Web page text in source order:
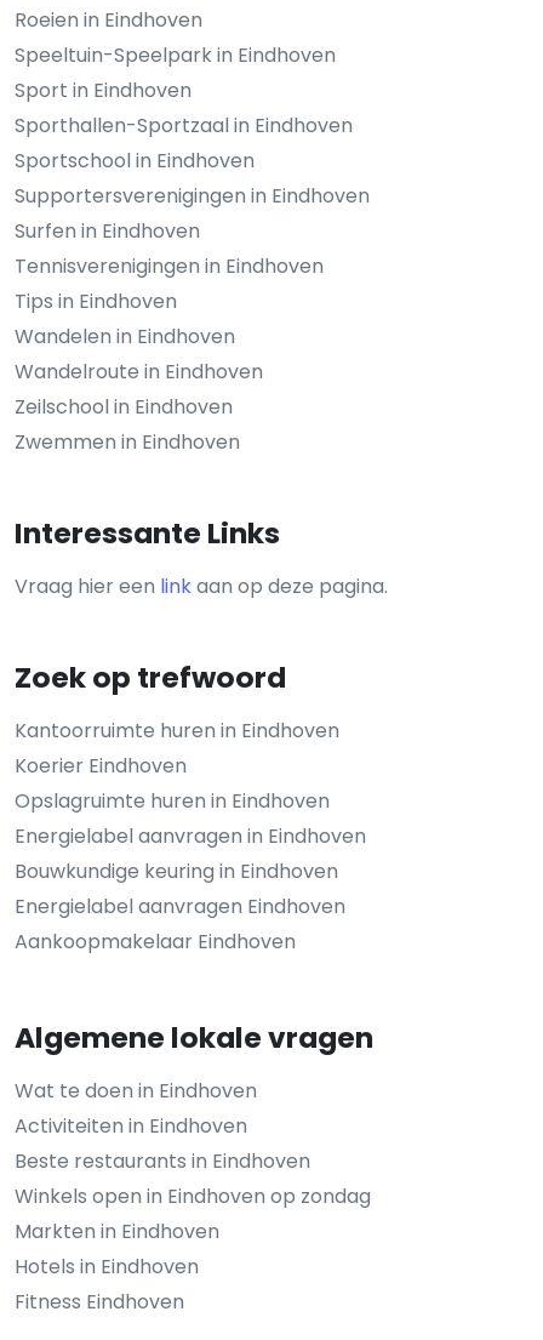
Roeien in Eindhoven
Speeltuin-Speelpark in Eindhoven
Sport in Eindhoven
Sporthallen-Sportzaal in Eindhoven
Sportschool in Eindhoven
Supportersverenigingen in Eindhoven
Surfen in Eindhoven
Tennisverenigingen in Eindhoven
Tips in Eindhoven
Wandelen in Eindhoven
Wandelroute in Eindhoven
Zeilschool in Eindhoven
Zwemmen in Eindhoven
Interessante Links
Vraag hier een linkaan op deze pagina.
Zoek op trefwoord
Kantoorruimte huren in Eindhoven
Koerier Eindhoven
Opslagruimte huren in Eindhoven
Energielabel aanvragen in Eindhoven
Bouwkundige keuring in Eindhoven
Energielabel aanvragen Eindhoven
Aankoopmakelaar Eindhoven
Algemene lokale vragen
Wat te doen in Eindhoven
Activiteiten in Eindhoven
Beste restaurants in Eindhoven
Winkels open in Eindhoven op zondag
Markten in Eindhoven
Hotels in Eindhoven
Fitness Eindhoven